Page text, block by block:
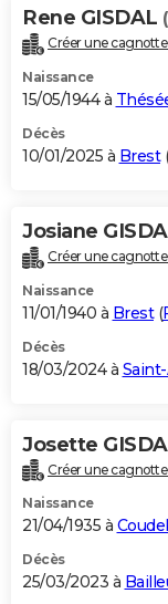
Bricolage
Lifestyle
Culture
Sport
Auto
Television
Voyage
Cinema
Rene GISDAL
Créer une
Naissance
15/05/1944 à
Décès
10/01/2025 à Brest(
Josiane
Créer une
Naissance
11/01/1940 à Brest(
Décès
18/03/2024 à
Josette
Créer une
Naissance
21/04/1935 à
Décès
25/03/2023 à